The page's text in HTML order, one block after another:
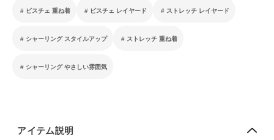
ビスチェ 重ね着 ビスチェ レイヤード ストレッチ レイヤード
シャーリング スタイルアップ ストレッチ 重ね着
シャーリング やさしい雰囲気
アイテム説明